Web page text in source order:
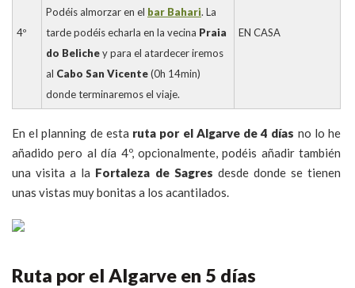
4º
Podéis almorzar en el bar Bahari. La
tarde podéis echarla en la vecina Praia
do Belichey para el atardecer iremos
al Cabo San Vicente(0h 14min)
donde terminaremos el viaje.
EN CASA
En el planning de esta ruta por el Algarve de 4 días no lo he
añadido pero al día 4º, opcionalmente, podéis añadir también
una visita a la Fortaleza de Sagres desde donde se tienen
unas vistas muy bonitas a los acantilados.
Ruta por el Algarve en 5 días